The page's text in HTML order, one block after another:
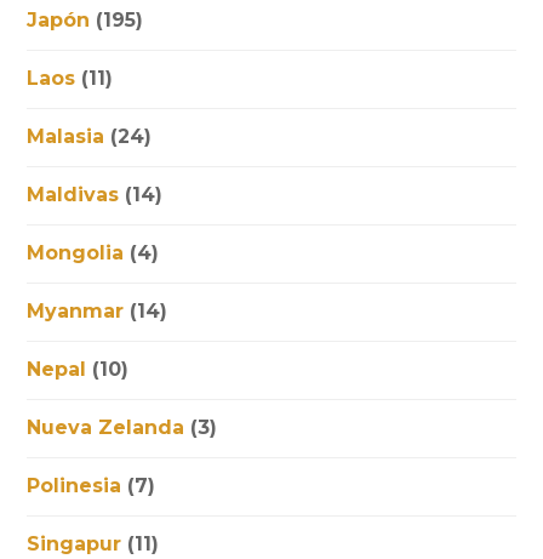
Japón (195)
Laos (11)
Malasia (24)
Maldivas (14)
Mongolia (4)
Myanmar (14)
Nepal (10)
Nueva Zelanda (3)
Polinesia (7)
Singapur (11)